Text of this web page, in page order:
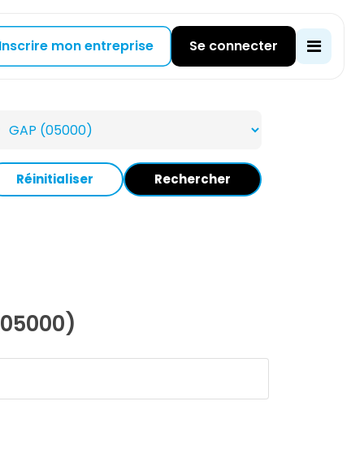
Inscrire mon entreprise Se connecter
Réinitialiser Rechercher